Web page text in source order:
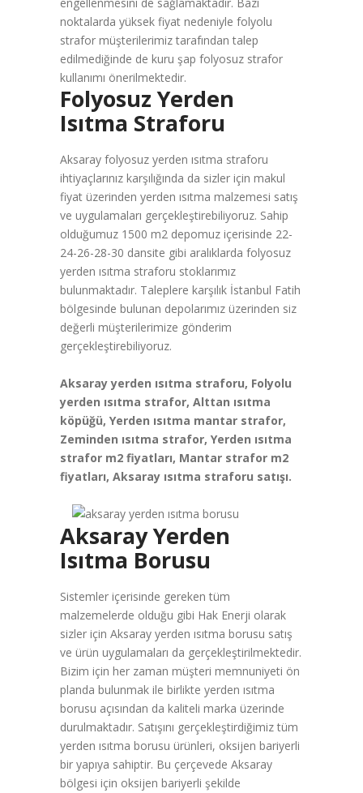
noktalarda yüksek fiyat nedeniyle folyolu
strafor müşterilerimiz tarafından talep
edilmediğinde de kuru şap folyosuz strafor
kullanımı önerilmektedir.
Folyosuz Yerden
Isıtma Straforu
Aksaray folyosuz yerden ısıtma straforu
ihtiyaçlarınız karşılığında da sizler için makul
fiyat üzerinden yerden ısıtma malzemesi satış
ve uygulamaları gerçekleştirebiliyoruz. Sahip
olduğumuz 1500 m2 depomuz içerisinde 22-
24-26-28-30 dansite gibi aralıklarda folyosuz
yerden ısıtma straforu stoklarımız
bulunmaktadır. Taleplere karşılık İstanbul Fatih
bölgesinde bulunan depolarımız üzerinden siz
değerli müşterilerimize gönderim
gerçekleştirebiliyoruz.
Aksaray yerden ısıtma straforu, Folyolu
yerden ısıtma strafor, Alttan ısıtma
köpüğü, Yerden ısıtma mantar strafor,
Zeminden ısıtma strafor, Yerden ısıtma
strafor m2 fiyatları, Mantar strafor m2
fiyatları, Aksaray ısıtma straforu satışı.
Aksaray Yerden
Isıtma Borusu
Sistemler içerisinde gereken tüm
malzemelerde olduğu gibi Hak Enerji olarak
sizler için Aksaray yerden ısıtma borusu satış
ve ürün uygulamaları da gerçekleştirilmektedir.
Bizim için her zaman müşteri memnuniyeti ön
planda bulunmak ile birlikte yerden ısıtma
borusu açısından da kaliteli marka üzerinde
durulmaktadır. Satışını gerçekleştirdiğimiz tüm
yerden ısıtma borusu ürünleri, oksijen bariyerli
bir yapıya sahiptir. Bu çerçevede Aksaray
bölgesi için oksijen bariyerli şekilde